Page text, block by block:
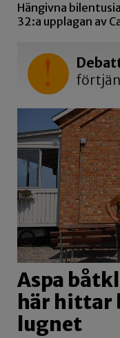
Hängivna
32:a upplagan av
Aspa
här hittar
lugnet